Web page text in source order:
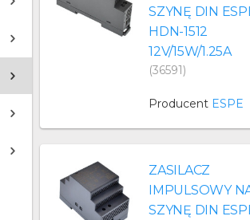
SZYNĘ DIN
HDN-1512
12V/15W/1.25A
(36591)
Producent ESPE
ZASILACZ
IMPULSOWY
SZYNĘ DIN